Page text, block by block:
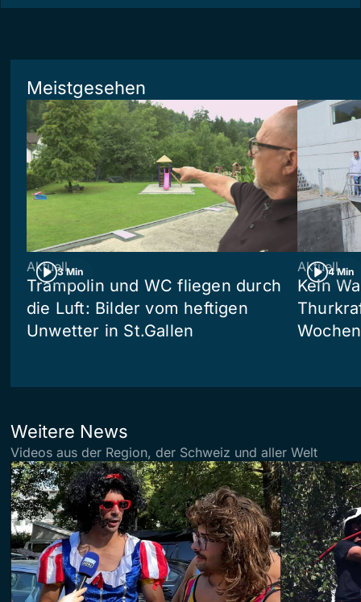
Meistgesehen
3 Min
Aktuell
Trampolin und WC fliegen durch
die Luft: Bilder vom heftigen
Unwetter in St.Gallen
4 Min
Aktuell
Kein
Weitere News
Videos aus der Region, der Schweiz und aller Welt